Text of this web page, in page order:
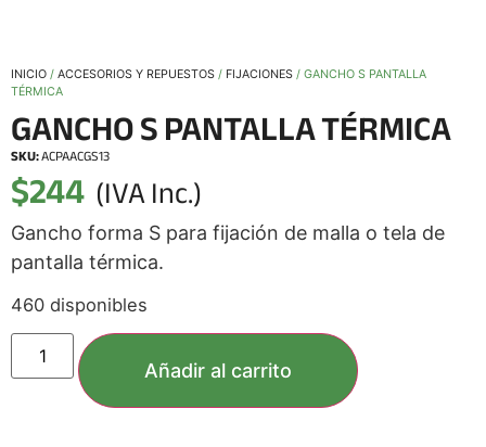
INICIO / ACCESORIOS Y REPUESTOS / FIJACIONES / GANCHO S PANTALLA
TÉRMICA
GANCHO S PANTALLA TÉRMICA
SKU:ACPAACGS13
$244 (IVA Inc.)
Gancho forma S para fijación de malla o tela de
pantalla térmica.
460 disponibles
Añadir al carrito